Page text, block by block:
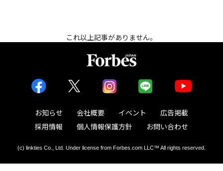
これ以上記事がありません。
お知らせ 会社概要 イベント
広告掲載
採用情報
個人情報保護方針 お問い合わせ
(c) linkties Co., Ltd. Under license from Forbes.com LLC™ All rights reserved.